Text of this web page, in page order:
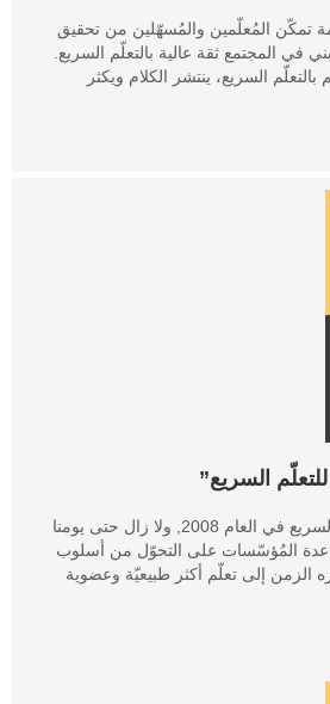
تمكّن المُعلّمين والمُسهّلين من تحقيق
في المجتمع ثقة عالية بالتعلّم السريع.
السريع، ينتشر الكلام ويكثر
السريع”
منذ تأسيس مركز التعلّم السريع في العام 2008, ولا زال حتى يومنا
المُؤسّسات على التحوّل من أسلوب
الزمن إلى تعلّم أكثر طبيعيّة وعضوية